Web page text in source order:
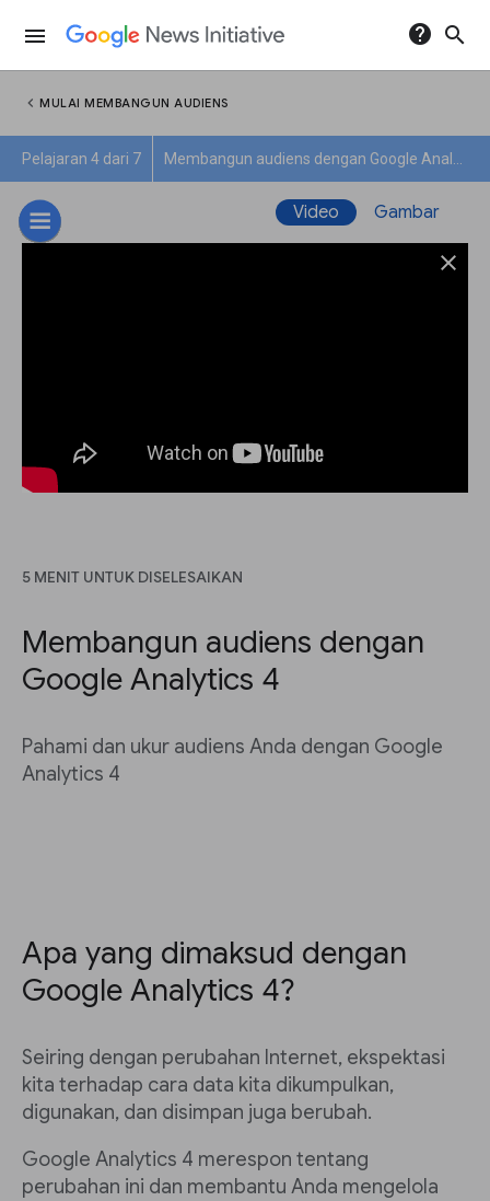
menu help search
chevron_left MULAI MEMBANGUN AUDIENS
Pelajaran 4 dari 7
Video Gambar
close
5 MENIT UNTUK DISELESAIKAN
Membangun audiens dengan
Google Analytics 4
Pahami dan ukur audiens Anda dengan Google
Analytics 4
Apa yang dimaksud dengan
Google Analytics 4?
Seiring dengan perubahan Internet, ekspektasi
kita terhadap cara data kita dikumpulkan,
digunakan, dan disimpan juga berubah.
Google Analytics 4 merespon tentang
perubahan ini dan membantu Anda mengelola